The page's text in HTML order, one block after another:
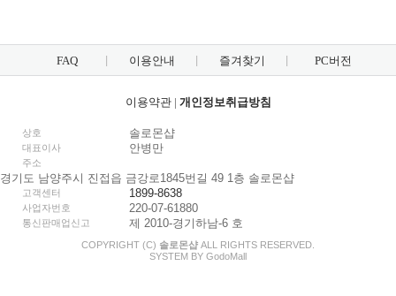
FAQ 이용안내 즐겨찾기 PC버전
이용약관| 개인정보취급방침
상호 솔로몬샵
대표이사 안병만
주소
경기도 남양주시 진접읍 금강로1845번길 49 1층 솔로몬샵
고객센터 1899-8638
사업자번호 220-07-61880
통신판매업신고 제 2010-경기하남-6 호
COPYRIGHT (C) 솔로몬샵 ALL RIGHTS RESERVED.
SYSTEM BY GodoMall